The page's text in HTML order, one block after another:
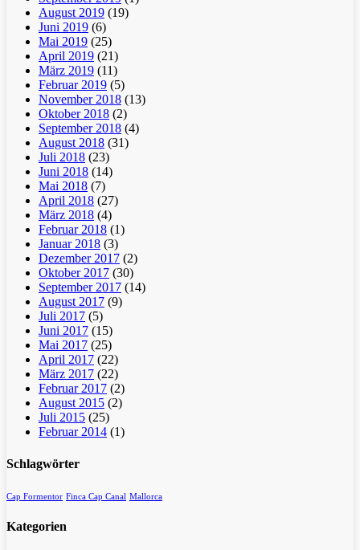
August 2019 (19)
Juni 2019 (6)
Mai 2019 (25)
April 2019 (21)
März 2019 (11)
Februar 2019 (5)
November 2018 (13)
Oktober 2018 (2)
September 2018 (4)
August 2018 (31)
Juli 2018 (23)
Juni 2018 (14)
Mai 2018 (7)
April 2018 (27)
März 2018 (4)
Februar 2018 (1)
Januar 2018 (3)
Dezember 2017 (2)
Oktober 2017 (30)
September 2017 (14)
August 2017 (9)
Juli 2017 (5)
Juni 2017 (15)
Mai 2017 (25)
April 2017 (22)
März 2017 (22)
Februar 2017 (2)
August 2015 (2)
Juli 2015 (25)
Februar 2014 (1)
Schlagwörter
Cap Formentor Finca Cap Canal Mallorca
Kategorien